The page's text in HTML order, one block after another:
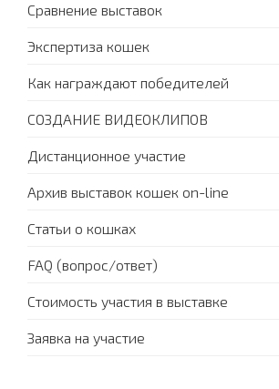
Сравнение выставок
Экспертиза кошек
Как награждают победителей
СОЗДАНИЕ ВИДЕОКЛИПОВ
Дистанционное участие
Архив выставок кошек on-line
Статьи о кошках
FAQ (вопрос/ответ)
Стоимость участия в выставке
Заявка на участие